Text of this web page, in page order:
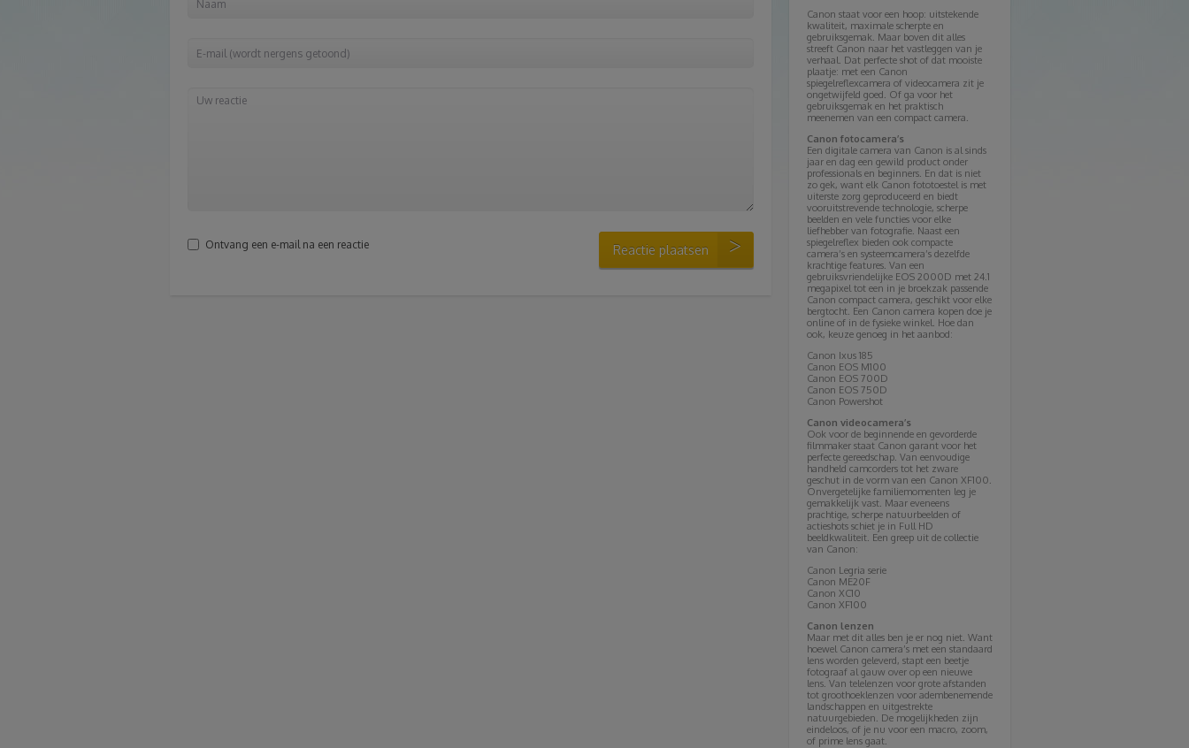
Ontvang een e-mail na een reactie Reactie plaatsen
Canon staat voor een hoop: uitstekende
kwaliteit, maximale scherpte en
gebruiksgemak. Maar boven dit alles
streeft Canon naar het vastleggen van je
verhaal. Dat perfecte shot of dat mooiste
plaatje: met een Canon
spiegelreflexcamera of videocamera zit je
ongetwijfeld goed. Of ga voor het
gebruiksgemak en het praktisch
meenemen van een compact camera.
Canon fotocamera’s
Een digitale camera van Canon is al sinds
jaar en dag een gewild product onder
professionals en beginners. En dat is niet
zo gek, want elk Canon fototoestel is met
uiterste zorg geproduceerd en biedt
vooruitstrevende technologie, scherpe
beelden en vele functies voor elke
liefhebber van fotografie. Naast een
spiegelreflex bieden ook compacte
camera’s en systeemcamera’s dezelfde
krachtige features. Van een
gebruiksvriendelijke EOS 2000D met 24.1
megapixel tot een in je broekzak passende
Canon compact camera, geschikt voor elke
bergtocht. Een Canon camera kopen doe je
online of in de fysieke winkel. Hoe dan
ook, keuze genoeg in het aanbod:
Canon Ixus 185
Canon EOS M100
Canon EOS 700D
Canon EOS 750D
Canon Powershot
Canon videocamera’s
Ook voor de beginnende en gevorderde
filmmaker staat Canon garant voor het
perfecte gereedschap. Van eenvoudige
handheld camcorders tot het zware
geschut in de vorm van een Canon XF100.
Onvergetelijke familiemomenten leg je
gemakkelijk vast. Maar eveneens
prachtige, scherpe natuurbeelden of
actieshots schiet je in Full HD
beeldkwaliteit. Een greep uit de collectie
van Canon:
Canon Legria serie
Canon ME20F
Canon XC10
Canon XF100
Canon lenzen
Maar met dit alles ben je er nog niet. Want
hoewel Canon camera’s met een standaard
lens worden geleverd, stapt een beetje
fotograaf al gauw over op een nieuwe
lens. Van telelenzen voor grote afstanden
tot groothoeklenzen voor adembenemende
landschappen en uitgestrekte
natuurgebieden. De mogelijkheden zijn
eindeloos, of je nu voor een macro, zoom,
of prime lens gaat.